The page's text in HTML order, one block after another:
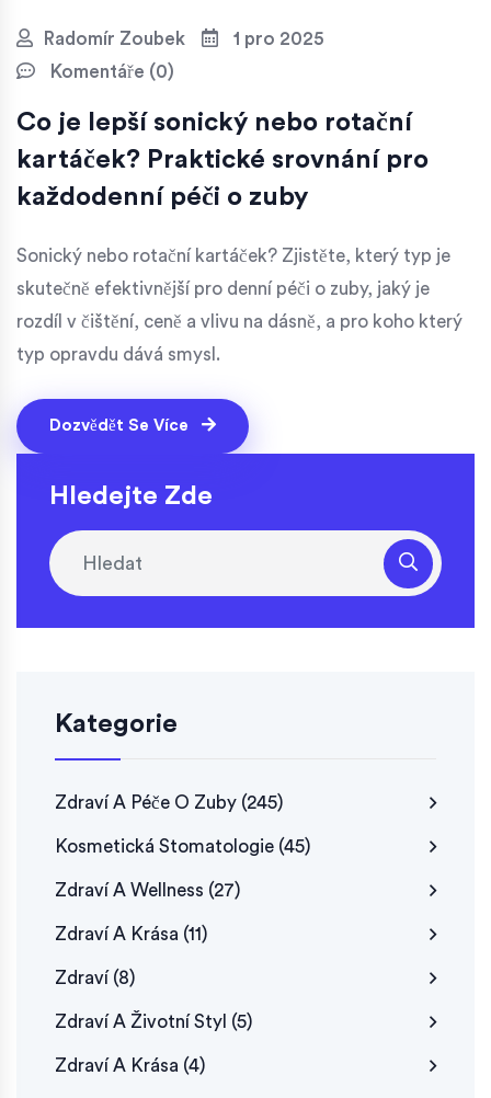
Radomír Zoubek
1 pro 2025
Komentáře (0)
Co je lepší sonický nebo rotační
kartáček? Praktické srovnání pro
každodenní péči o zuby
Sonický nebo rotační kartáček? Zjistěte, který typ je
skutečně efektivnější pro denní péči o zuby, jaký je
rozdíl v čištění, ceně a vlivu na dásně, a pro koho který
typ opravdu dává smysl.
Dozvědět Se Více
Hledejte Zde
Kategorie
Zdraví A Péče O Zuby (245)
Kosmetická Stomatologie (45)
Zdraví A Wellness (27)
Zdraví A Krása (11)
Zdraví (8)
Zdraví A Životní Styl (5)
Zdraví A Krása (4)